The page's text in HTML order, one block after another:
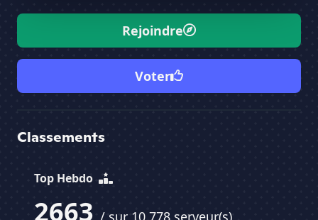
Rejoindre
Voter
Classements
Top Hebdo
2663